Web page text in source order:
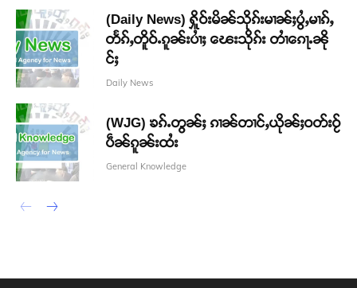
(Daily News) ႁိူဝ်းမိၼ်သိုၵ်းမၢၼ်ႈပွႆႇမၢၵ်ႇ
တႅၵ်ႇတိူဝ်ႉၵူၼ်းပၢႆႈ ၽေးသိုၵ်း တၢႆၵေႃႉၼို
င်ႈ
Daily News
(WJG) ၶၵ်ႉတွၼ်ႈ ၵၢၼ်တၢင်ႇယိုၼ်ႈဝတ်းဝႂ်
ပဵၼ်ၵူၼ်းထႆး
General Knowledge